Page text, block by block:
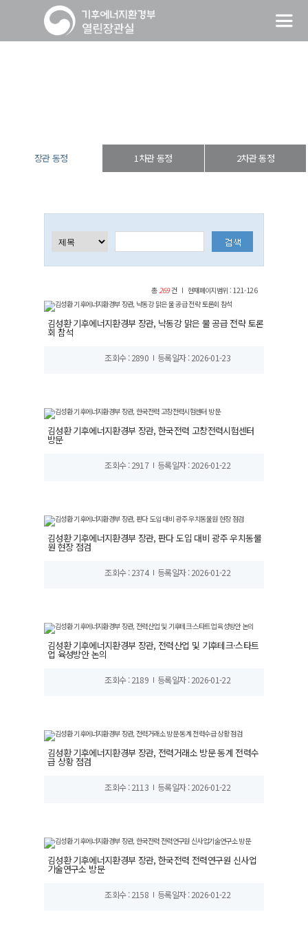
장관 동정 1차관 동정 2차관 동정
총269건 현재페이지범위 : 121-126
김성환 기후에너지환경부 장관, 낙동강 맑은 물 공급 전략 토론
회 참석
조회수 : 2890 등록일자 : 2026-01-23
김성환 기후에너지환경부 장관, 한국전력 고창전력시험센터
방문
조회수 : 2917 등록일자 : 2026-01-22
김성환 기후에너지환경부 장관, 판다 도입 대비 광주 우치동물
원 현장 점검
조회수 : 2374 등록일자 : 2026-01-22
김성환 기후에너지환경부 장관, 전력산업 및 기후테크·스타트
업 육성방안 논의
조회수 : 2189 등록일자 : 2026-01-22
김성환 기후에너지환경부 장관, 전력거래소 방문 동계 전력수
급 상황 점검
조회수 : 2113 등록일자 : 2026-01-22
김성환 기후에너지환경부 장관, 한국전력 전력연구원 신사업
기술연구소 방문
조회수 : 2158 등록일자 : 2026-01-22